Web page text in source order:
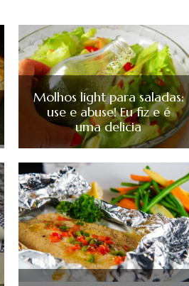
Molhos light para saladas:
use e abuse! Eu fiz e é
uma delicia